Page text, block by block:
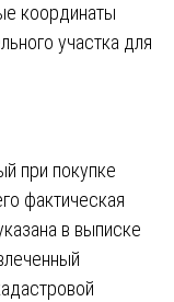
координаты
участка для
при покупке
фактическая
в выписке